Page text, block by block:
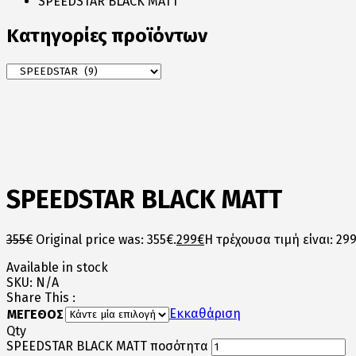
Κατηγορίες προϊόντων
SPEEDSTAR BLACK MATT
355€ Original price was: 355€.299€Η τρέχουσα τιμή είναι:
Available in stock
SKU: N/A
Share This :
ΜΕΓΕΘΟΣ
Εκκαθάριση
Qty
SPEEDSTAR BLACK MATT ποσότητα